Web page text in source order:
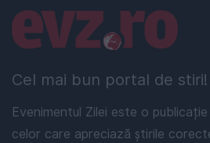
Cel mai bun portal de stiri!
Evenimentul Zilei este o
celor care apreciază știrile
Linkuri utile